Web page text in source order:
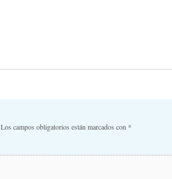
Los campos obligatorios están marcados con *